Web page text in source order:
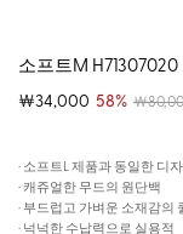
소프트M H71307020
￦34,000 58% ￦
· 소프트L 제품과 동일한 디
· 캐쥬얼한 무드의 원단백
· 부드럽고 가벼운 소재감의
· 넉넉한 수납력으로 실용적